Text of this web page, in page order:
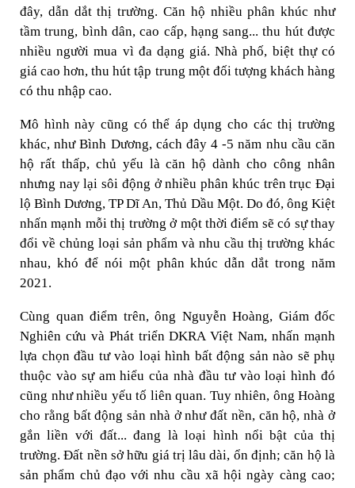
đây, dẫn dắt thị trường. Căn hộ nhiều phân khúc như
tầm trung, bình dân, cao cấp, hạng sang... thu hút được
nhiều người mua vì đa dạng giá. Nhà phố, biệt thự có
giá cao hơn, thu hút tập trung một đối tượng khách hàng
có thu nhập cao.
Mô hình này cũng có thể áp dụng cho các thị trường
khác, như Bình Dương, cách đây 4 -5 năm nhu cầu căn
hộ rất thấp, chủ yếu là căn hộ dành cho công nhân
nhưng nay lại sôi động ở nhiều phân khúc trên trục Đại
lộ Bình Dương, TP Dĩ An, Thủ Dầu Một. Do đó, ông Kiệt
nhấn mạnh mỗi thị trường ở một thời điểm sẽ có sự thay
đổi về chủng loại sản phẩm và nhu cầu thị trường khác
nhau, khó để nói một phân khúc dẫn dắt trong năm
2021.
Cùng quan điểm trên, ông Nguyễn Hoàng, Giám đốc
Nghiên cứu và Phát triển DKRA Việt Nam, nhấn mạnh
lựa chọn đầu tư vào loại hình bất động sản nào sẽ phụ
thuộc vào sự am hiểu của nhà đầu tư vào loại hình đó
cũng như nhiều yếu tố liên quan. Tuy nhiên, ông Hoàng
cho rằng bất động sản nhà ở như đất nền, căn hộ, nhà ở
gắn liền với đất... đang là loại hình nổi bật của thị
trường. Đất nền sở hữu giá trị lâu dài, ổn định; căn hộ là
sản phẩm chủ đạo với nhu cầu xã hội ngày càng cao;